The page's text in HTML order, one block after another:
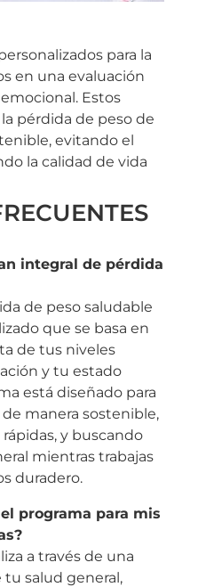
para la
en una evaluación
Estos
pérdida de peso de
evitando el
la calidad de vida
integral de pérdida
de peso saludable
que se basa en
de tus niveles
y tu estado
está diseñado para
manera sostenible,
y buscando
mientras trabajas
duradero.
programa para mis
a través de una
salud general,